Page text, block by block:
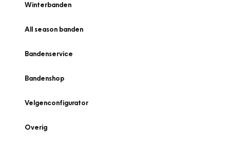
Winterbanden
All season banden
Bandenservice
Bandenshop
Velgenconfigurator
Overig